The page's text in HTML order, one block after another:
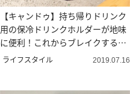
【キャンドゥ】持ち帰りドリンク
用の保冷ドリンクホルダーが地味
に便利！これからブレイクするか
も！？
ライフスタイル 2019.07.16